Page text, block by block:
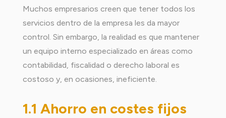
Muchos empresarios creen que tener todos los
servicios dentro de la empresa les da mayor
control. Sin embargo, la realidad es que mantener
un equipo interno especializado en áreas como
contabilidad, fiscalidad o derecho laboral es
costoso y, en ocasiones, ineficiente.
1.1 Ahorro en costes fijos